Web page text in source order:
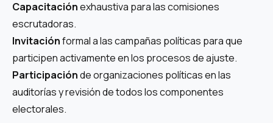
Capacitaciónexhaustiva para las comisiones
escrutadoras.
Invitaciónformal a las campañas políticas para que
participen activamente en los procesos de ajuste.
Participaciónde organizaciones políticas en las
auditorías y revisión de todos los componentes
electorales.